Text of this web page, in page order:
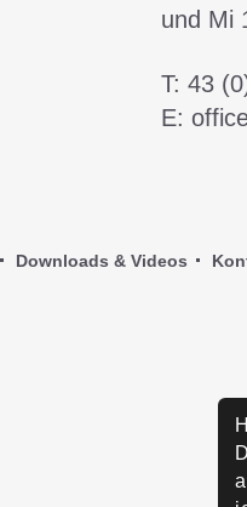
und Mi
T: 43
E:
Downloads & Videos